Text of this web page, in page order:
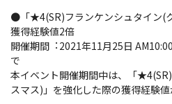
●「★4(SR)フランケンシュタイン(
獲得経験値2倍
開催期間︓2021年11月25日
で
本イベント開催期間中は、「
スマス)」を強化した際の獲得経験値